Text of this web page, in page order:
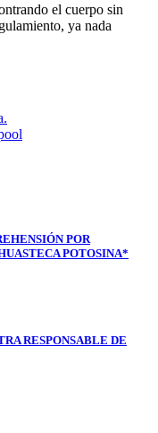
el cuerpo sin
ya nada
POR
POTOSINA*
RESPONSABLE DE